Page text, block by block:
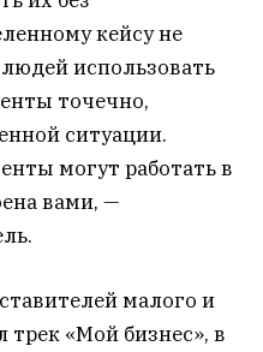
кейсу не
использовать
точечно,
ситуации.
могут работать в
вами, —
малого и
трек «Мой бизнес», в